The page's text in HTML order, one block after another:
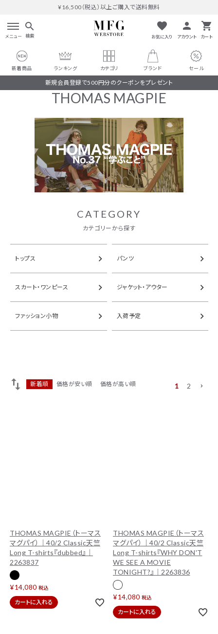
¥16,500（税込）以上ご購入で送料無料
メニュー
search
検索
favorite
お気に入り
person
アカウント
shopping_cart
カート
新着商品 ランキング カテゴリ ブランド セール
search
#THOMAS MAGPIE
絞り込んで検索
ブランド一覧
新着商品 セール
シューズ 財布
新規会員登録で500円分のクーポンをプレゼント
THOMAS MAGPIE
CATEGORY
カテゴリーから探す
トップス パンツ
スカート・ワンピース ジャケット・アウター
ファッション小物 入荷予定
新着順 価格が安い順 価格が高い順 1 2
THOMAS MAGPIE（トーマス
マグパイ）｜40/2 Classic天竺
Long T-shirts『dubbed』｜
2263837
¥14,080 税込
カートに入れる
THOMAS MAGPIE（トーマス
マグパイ）｜40/2 Classic天竺
Long T-shirts『WHY DON'T
WE SEE A MOVIE
TONIGHT?』｜2263836
¥14,080 税込
カートに入れる